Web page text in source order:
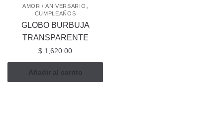
AMOR / ANIVERSARIO ,
CUMPLEAÑOS
GLOBO BURBUJA
TRANSPARENTE
$ 1,620.00
Añadir al carrito